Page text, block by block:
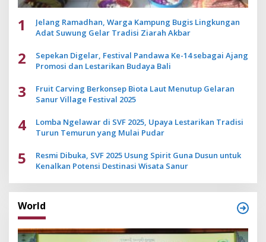
1
Jelang Ramadhan, Warga Kampung Bugis Lingkungan
Adat Suwung Gelar Tradisi Ziarah Akbar
2
Sepekan Digelar, Festival Pandawa Ke-14 sebagai Ajang
Promosi dan Lestarikan Budaya Bali
3
Fruit Carving Berkonsep Biota Laut Menutup Gelaran
Sanur Village Festival 2025
4
Lomba Ngelawar di SVF 2025, Upaya Lestarikan Tradisi
Turun Temurun yang Mulai Pudar
5
Resmi Dibuka, SVF 2025 Usung Spirit Guna Dusun untuk
Kenalkan Potensi Destinasi Wisata Sanur
World